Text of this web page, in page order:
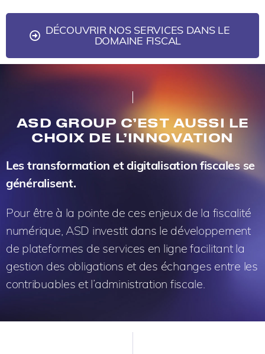
DÉCOUVRIR NOS SERVICES DANS LE
DOMAINE FISCAL
ASD GROUP C’EST AUSSI LE
CHOIX DE L’INNOVATION
Les transformation et digitalisation fiscales se
généralisent.
Pour être à la pointe de ces enjeux de la fiscalité
numérique, ASD investit dans le développement
de plateformes de services en ligne facilitant la
gestion des obligations et des échanges entre les
contribuables et l’administration fiscale.